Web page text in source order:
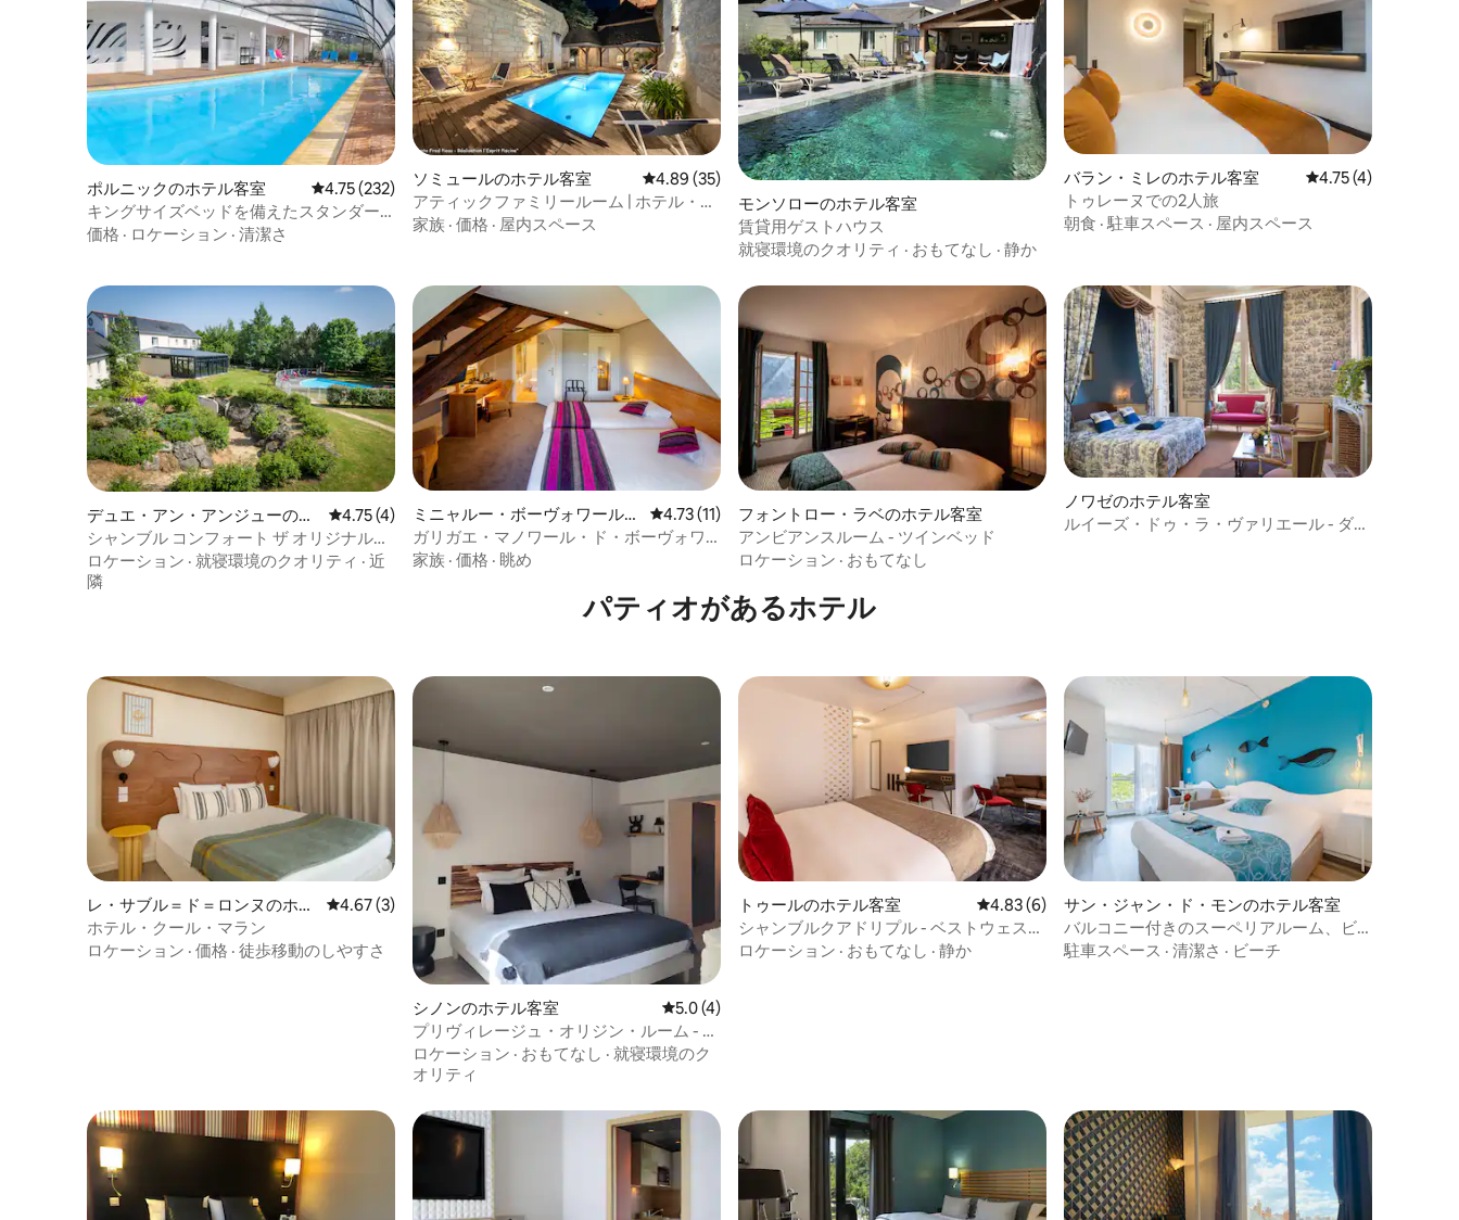
ポルニックのホテル客室 レビュー232件、5つ星中4.75つ星の平均評価
4.75 (232)
キングサイズベッドを備えたスタンダー
ドスタジオ
価格 · ロケーション · 清潔さ
ソミュールのホテル客室 レビュー35件、5つ星中4.89つ星の平均評価
4.89 (35)
アティックファミリールーム | ホテル・ア
ンヌ・ダンジュ
家族 · 価格 · 屋内スペース
モンソローのホテル客室
賃貸用ゲストハウス
就寝環境のクオリティ · おもてなし · 静か
バラン・ミレのホテル客室 レビュー4件、5つ
4.75 (4)
トゥレーヌでの2人旅
朝食 ·駐車スペース · 屋内スペース
デュエ・アン・アンジューのホ
テル客室
レビュー4件、5つ星中4.75つ星の平均評価
4.75 (4)
シャンブル コンフォート ザ オリジナルズ
ホテル ド ラ ソーレ
ロケーション · 就寝環境のクオリティ · 近
隣
ミニャルー・ボーヴォワールの
ホテル客室
レビュー11件、5つ星中4.73つ星の平均評価
4.73 (11)
ガリガエ・マノワール・ド・ボーヴォワ
ール、マノワール・ド・ボーヴォワール
家族 · 価格 · 眺め
フォントロー・ラベのホテル客室
アンビアンスルーム - ツインベッド
ロケーション · おもてなし
ノワゼのホテル客室
ルイーズ・ドゥ・ラ・ヴァリエール - ダブ
パティオがあるホ⁠テ⁠ル
レ・サブル＝ド＝ロンヌのホテ
ル客室
レビュー3件、5つ星中4.67つ星の平均評価
4.67 (3)
ホテル・クール・マラン
ロケーション · 価格 · 徒歩移動のしやすさ
シノンのホテル客室 レビュー4件、5つ星中5.0つ星の平均評価
5.0 (4)
プリヴィレージュ・オリジン・ルーム - リ
ヴ・シュッド
ロケーション · おもてなし · 就寝環境のク
オリティ
トゥールのホテル客室 レビュー6件、5つ星中4.83つ星の平均評価
4.83 (6)
シャンブルクアドリプル - ベストウェスタ
ン アーティスト ホテル
ロケーション · おもてなし · 静か
サン・ジャン・ド・モンのホテル客室
バルコニー付きのスーペリアルーム、ビ
ーチの近く
駐車スペース · 清潔さ · ビーチ